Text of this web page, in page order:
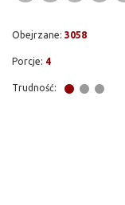
Obejrzane: 3058
Porcje: 4
Trudność: